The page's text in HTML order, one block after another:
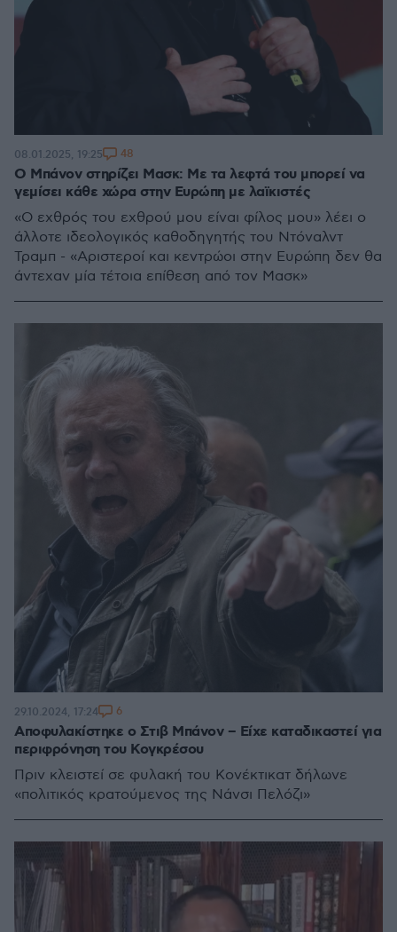
Ο Μπάνον στηρίζει Μασκ: Με τα λεφτά του μπορεί να
γεμίσει κάθε χώρα στην Ευρώπη με λαϊκιστές
«Ο εχθρός του εχθρού μου είναι φίλος μου» λέει ο
άλλοτε ιδεολογικός καθοδηγητής του Ντόναλντ
Τραμπ - «Αριστεροί και κεντρώοι στην Ευρώπη δεν θα
άντεχαν μία τέτοια επίθεση από τον Μασκ»
08.01.2025, 19:25 48
Αποφυλακίστηκε ο Στιβ Μπάνον – Είχε καταδικαστεί για
περιφρόνηση του Κογκρέσου
Πριν κλειστεί σε φυλακή του Κονέκτικατ δήλωνε
«πολιτικός κρατούμενος της Νάνσι Πελόζι»
29.10.2024, 17:24 6